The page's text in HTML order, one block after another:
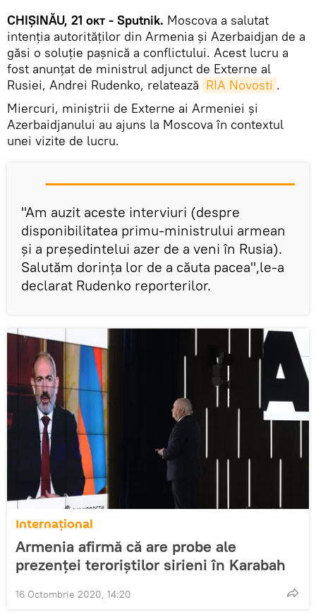
CHIȘINĂU, 21 окт - Sputnik. Moscova a salutat
intenția autorităților din Armenia și Azerbaidjan de a
găsi o soluție pașnică a conflictului. Acest lucru a
fost anunțat de ministrul adjunct de Externe al
Rusiei, Andrei Rudenko, relatează RIA Novosti .
Miercuri, miniștrii de Externe ai Armeniei și
Azerbaidjanului au ajuns la Moscova în contextul
unei vizite de lucru.
"Am auzit aceste interviuri (despre
disponibilitatea primu-ministrului armean
și a președintelui azer de a veni în Rusia).
Salutăm dorința lor de a căuta pacea",le-a
declarat Rudenko reporterilor.
Internaţional
Armenia afirmă că are probe ale
prezenței teroriștilor sirieni în Karabah
16 Octombrie 2020, 14:20